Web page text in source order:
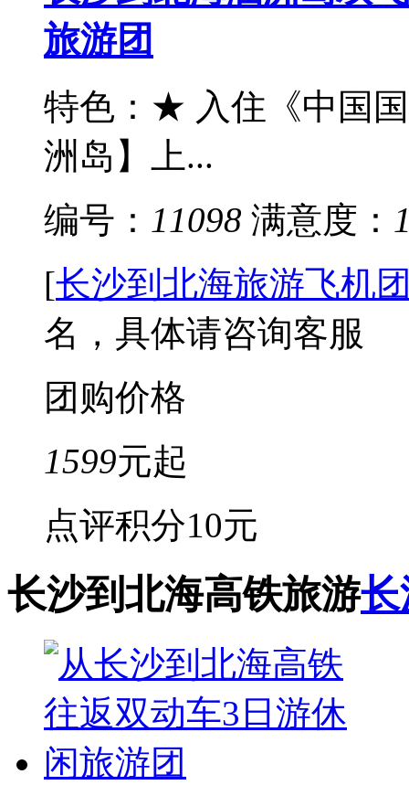
旅游团
特色：★ 入住《中国
洲岛】上...
编号： 11098 满意度：
[长沙到北海旅游飞机
名，具体请咨询客服
团购价格
1599元起
点评积分10元
长沙到北海高铁旅游长